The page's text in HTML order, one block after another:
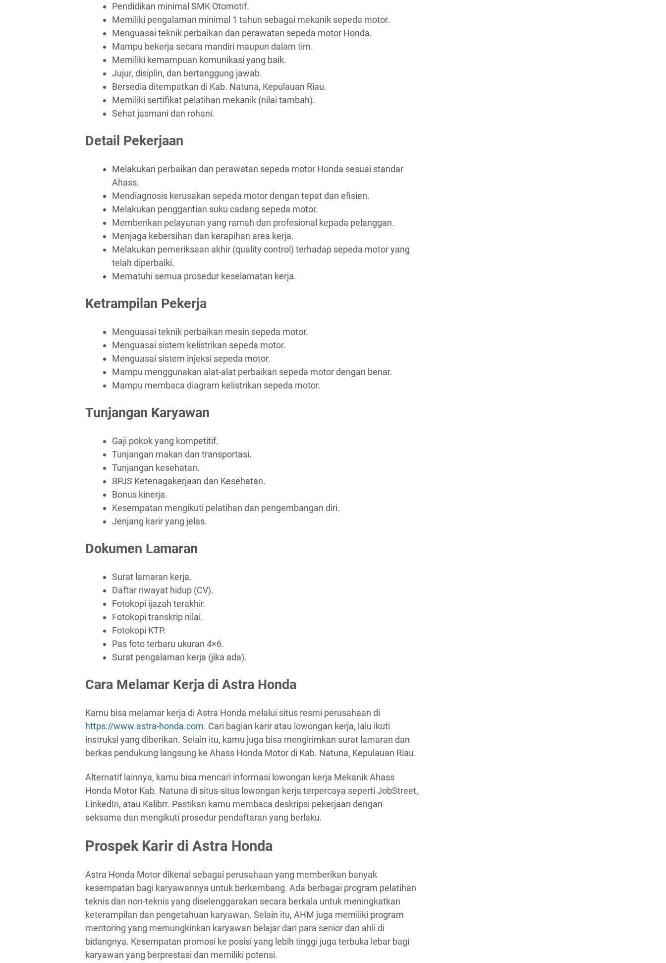
Pendidikan minimal SMK Otomotif.
Memiliki pengalaman minimal 1 tahun sebagai mekanik sepeda motor.
Menguasai teknik perbaikan dan perawatan sepeda motor Honda.
Mampu bekerja secara mandiri maupun dalam tim.
Memiliki kemampuan komunikasi yang baik.
Jujur, disiplin, dan bertanggung jawab.
Bersedia ditempatkan di Kab. Natuna, Kepulauan Riau.
Memiliki sertifikat pelatihan mekanik (nilai tambah).
Sehat jasmani dan rohani.
Detail Pekerjaan
Melakukan perbaikan dan perawatan sepeda motor Honda sesuai standar
Ahass.
Mendiagnosis kerusakan sepeda motor dengan tepat dan efisien.
Melakukan penggantian suku cadang sepeda motor.
Memberikan pelayanan yang ramah dan profesional kepada pelanggan.
Menjaga kebersihan dan kerapihan area kerja.
Melakukan pemeriksaan akhir (quality control) terhadap sepeda motor yang
telah diperbaiki.
Mematuhi semua prosedur keselamatan kerja.
Ketrampilan Pekerja
Menguasai teknik perbaikan mesin sepeda motor.
Menguasai sistem kelistrikan sepeda motor.
Menguasai sistem injeksi sepeda motor.
Mampu menggunakan alat-alat perbaikan sepeda motor dengan benar.
Mampu membaca diagram kelistrikan sepeda motor.
Tunjangan Karyawan
Gaji pokok yang kompetitif.
Tunjangan makan dan transportasi.
Tunjangan kesehatan.
BPJS Ketenagakerjaan dan Kesehatan.
Bonus kinerja.
Kesempatan mengikuti pelatihan dan pengembangan diri.
Jenjang karir yang jelas.
Dokumen Lamaran
Surat lamaran kerja.
Daftar riwayat hidup (CV).
Fotokopi ijazah terakhir.
Fotokopi transkrip nilai.
Fotokopi KTP.
Pas foto terbaru ukuran 4×6.
Surat pengalaman kerja (jika ada).
Cara Melamar Kerja di Astra Honda
Kamu bisa melamar kerja di Astra Honda melalui situs resmi perusahaan di
https://www.astra-honda.com. Cari bagian karir atau lowongan kerja, lalu ikuti
instruksi yang diberikan. Selain itu, kamu juga bisa mengirimkan surat lamaran dan
berkas pendukung langsung ke Ahass Honda Motor di Kab. Natuna, Kepulauan Riau.
Alternatif lainnya, kamu bisa mencari informasi lowongan kerja Mekanik Ahass
Honda Motor Kab. Natuna di situs-situs lowongan kerja terpercaya seperti JobStreet,
LinkedIn, atau Kalibrr. Pastikan kamu membaca deskripsi pekerjaan dengan
seksama dan mengikuti prosedur pendaftaran yang berlaku.
Prospek Karir di Astra Honda
Astra Honda Motor dikenal sebagai perusahaan yang memberikan banyak
kesempatan bagi karyawannya untuk berkembang. Ada berbagai program pelatihan
teknis dan non-teknis yang diselenggarakan secara berkala untuk meningkatkan
keterampilan dan pengetahuan karyawan. Selain itu, AHM juga memiliki program
mentoring yang memungkinkan karyawan belajar dari para senior dan ahli di
bidangnya. Kesempatan promosi ke posisi yang lebih tinggi juga terbuka lebar bagi
karyawan yang berprestasi dan memiliki potensi.